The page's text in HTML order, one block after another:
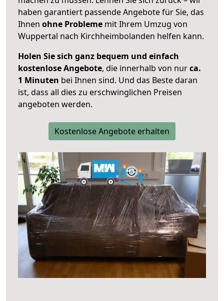
haben garantiert passende Angebote für Sie, das
Ihnen ohne Probleme mit Ihrem Umzug von
Wuppertal nach Kirchheimbolanden helfen kann.
Holen Sie sich ganz bequem und einfach
kostenlose Angebote, die innerhalb von nurca.
1 Minuten bei Ihnen sind. Und das Beste daran
ist, dass all dies zu erschwinglichen Preisen
angeboten werden.
Kostenlose Angebote erhalten